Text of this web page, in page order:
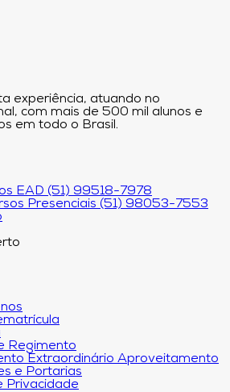
experiência, atuando no
com mais de 500 mil alunos e
em todo o Brasil.
EAD (51) 99518-7978
Presenciais (51) 98053-7553
Regimento
Extraordinário Aproveitamento
e Portarias
Privacidade